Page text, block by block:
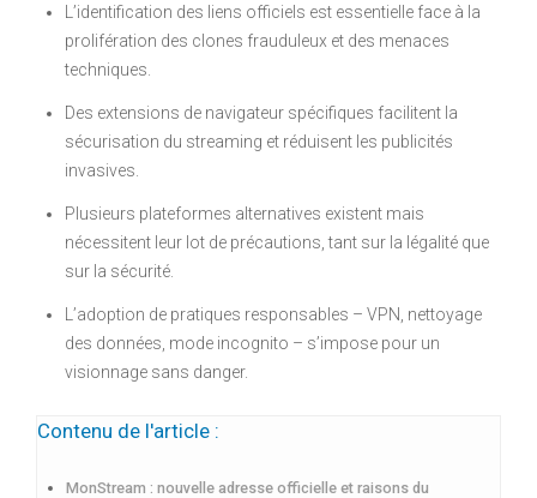
L’identification des liens officiels est essentielle face à la
prolifération des clones frauduleux et des menaces
techniques.
Des extensions de navigateur spécifiques facilitent la
sécurisation du streaming et réduisent les publicités
invasives.
Plusieurs plateformes alternatives existent mais
nécessitent leur lot de précautions, tant sur la légalité que
sur la sécurité.
L’adoption de pratiques responsables – VPN, nettoyage
des données, mode incognito – s’impose pour un
visionnage sans danger.
Contenu de l'article :
MonStream : nouvelle adresse officielle et raisons du